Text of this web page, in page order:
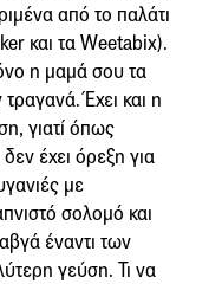
από το παλάτι
και τα Weetabix).
η μαμά σου τα
Έχει και η
γιατί όπως
έχει όρεξη για
με
σολομό και
έναντι των
γεύση. Τι να